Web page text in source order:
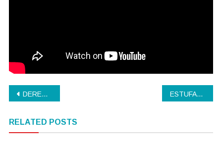
Navegación
entradas
DERECHO A LA SALUD – E.C.A. ESTUFAS SOLIDARIAS
RELATED POSTS